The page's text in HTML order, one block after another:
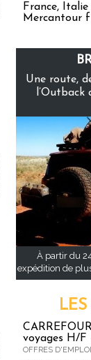
France,
Mercantour
Une route,
À partir du
expédition de
LES
voyages H/F
OFFRES